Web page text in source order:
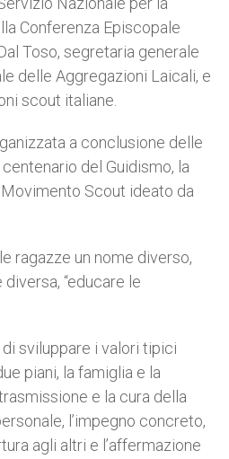
Conferenza Episcopale
Toso, segretaria generale
delle Aggregazioni Laicali, e
scout italiane.
a conclusione delle
del Guidismo, la
Scout ideato da
ragazze un nome diverso,
diversa, “educare le
sviluppare i valori tipici
piani, la famiglia e la
e la cura della
l’impegno concreto,
agli altri e l’affermazione